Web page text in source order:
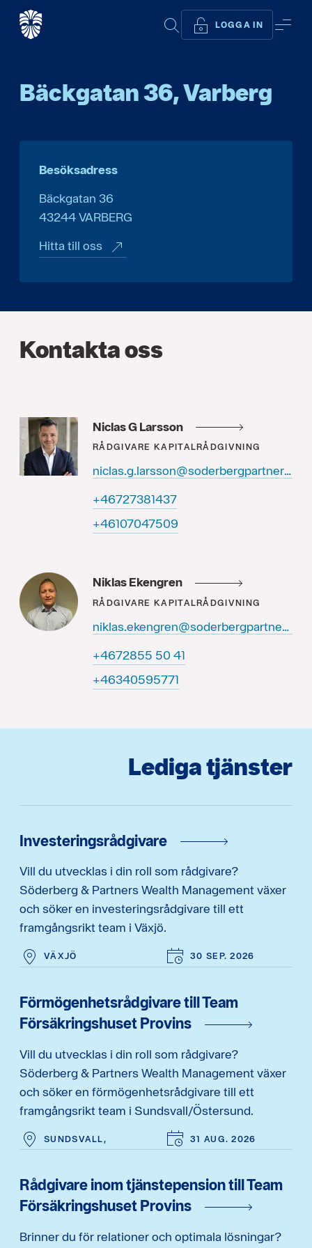
SÖK LOGGA IN
Start Varberg (Bäckgatan 36)
Bäckgatan 36, Varberg
Besöksadress
Bäckgatan 36
43244VARBERG
Hitta till oss
Kontakta oss
Niclas G Larsson
RÅDGIVARE KAPITALRÅDGIVNING
niclas.g.larsson@soderbergpartners.se
73418372764+
90574070164+
Niklas Ekengren
RÅDGIVARE KAPITALRÅDGIVNING
niklas.ekengren@soderbergpartners.se
14 05 5582764+
17759504364+
Lediga tjänster
Investeringsrådgivare
Vill du utvecklas i din roll som rådgivare?
Söderberg & Partners Wealth Management växer
och söker en investeringsrådgivare till ett
framgångsrikt team i Växjö.
VÄXJÖ 30 SEP. 2026
Förmögenhetsrådgivare till Team
Försäkringshuset Provins
Vill du utvecklas i din roll som rådgivare?
Söderberg & Partners Wealth Management växer
och söker en förmögenhetsrådgivare till ett
framgångsrikt team i Sundsvall/Östersund.
SUNDSVALL, 31 AUG. 2026
Rådgivare inom tjänstepension till Team
Försäkringshuset Provins
Brinner du för relationer och optimala lösningar?